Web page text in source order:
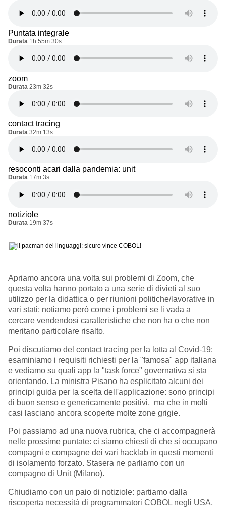
Puntata integrale
Durata 1h 55m 30s
zoom
Durata 23m 32s
contact tracing
Durata 32m 13s
resoconti acari dalla pandemia: unit
Durata 17m 3s
notiziole
Durata 19m 37s
Apriamo ancora una volta sui problemi di Zoom, che
questa volta hanno portato a una serie di divieti al suo
utilizzo per la didattica o per riunioni politiche/lavorative in
vari stati; notiamo però come i problemi se li vada a
cercare vendendosi caratteristiche che non ha o che non
meritano particolare risalto.
Poi discutiamo del contact tracing per la lotta al Covid-19:
esaminiamo i requisiti richiesti per la "famosa" app italiana
e vediamo su quali app la "task force" governativa si sta
orientando. La ministra Pisano ha esplicitato alcuni dei
principi guida per la scelta dell'applicazione: sono principi
di buon senso e genericamente positivi, ma che in molti
casi lasciano ancora scoperte molte zone grigie.
Poi passiamo ad una nuova rubrica, che ci accompagnerà
nelle prossime puntate: ci siamo chiesti di che si occupano
compagni e compagne dei vari hacklab in questi momenti
di isolamento forzato. Stasera ne parliamo con un
compagno di Unit (Milano).
Chiudiamo con un paio di notiziole: partiamo dalla
riscoperta necessità di programmatori COBOL negli USA,